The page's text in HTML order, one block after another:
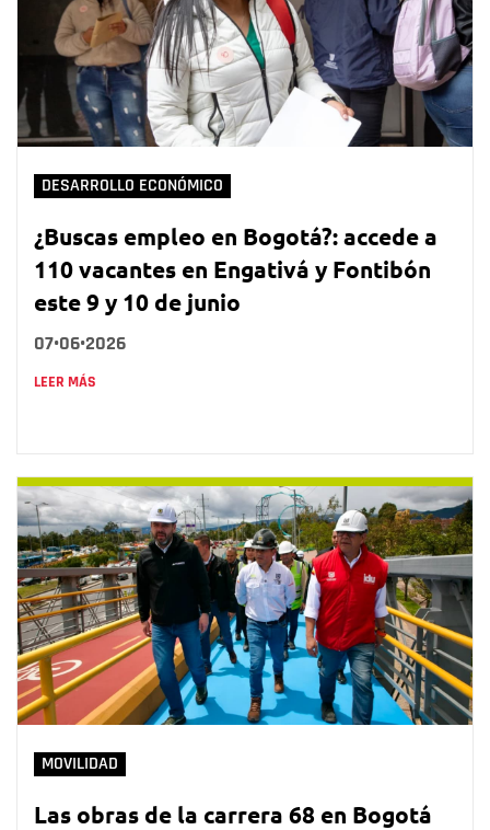
DESARROLLO ECONÓMICO
¿Buscas empleo en Bogotá?: accede a
110 vacantes en Engativá y Fontibón
este 9 y 10 de junio
07•06•2026
LEER MÁS
MOVILIDAD
Las obras de la carrera 68 en Bogotá